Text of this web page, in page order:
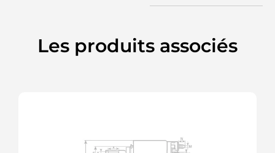
Les produits associés